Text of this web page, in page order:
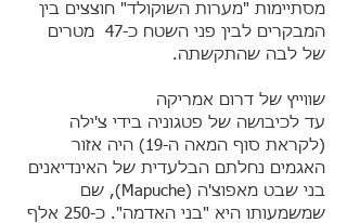
מסתיימות "מערות השוקולד" חוצצים בין
המבקרים לבין פני השטח כ-47 מטרים
של לבה שהתקשתה.
שווייץ של דרום אמריקה
עד לכיבושה של פטגוניה בידי צ'ילה
(לקראת סוף המאה ה-19) היה אזור
האגמים נחלתם הבלעדית של האינדיאנים
בני שבט מאפוצ'ה (Mapuche), שם
שמשמעותו היא "בני האדמה". כ-250 אלף